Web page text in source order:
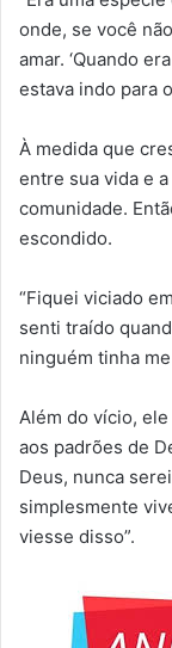
onde, se você
amar. ‘Quando
estava indo para
À medida que
entre sua vida e
comunidade.
escondido.
“Fiquei viciado
senti traído
ninguém tinha
Além do vício,
aos padrões de
Deus, nunca
simplesmente
viesse disso”.